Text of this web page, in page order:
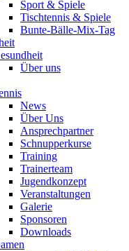
Sport & Spiele
Tischtennis & Spiele
Bunte-Bälle-Mix-Tag
Über uns
News
Über Uns
Ansprechpartner
Schnupperkurse
Training
Trainerteam
Jugendkonzept
Veranstaltungen
Galerie
Sponsoren
Downloads